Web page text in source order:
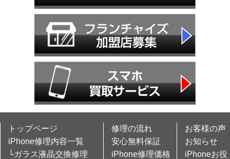
トップページ
iPhone修理内容一覧
└ガラス液晶交換修理
修理の流れ
安心無料保証
iPhone修理価格
お客様の声
お知らせ
iPhoneお役